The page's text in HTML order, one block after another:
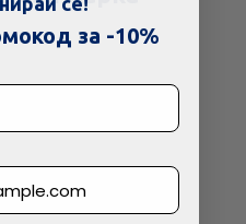
за -10%